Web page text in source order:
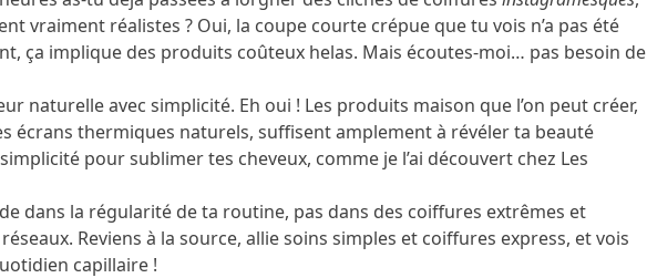
vraiment réalistes ? Oui, la coupe courte crépue que tu vois n’a pas été
ça implique des produits coûteux helas. Mais écoutes-moi… pas besoin de
naturelle avec simplicité. Eh oui ! Les produits maison que l’on peut créer,
écrans thermiques naturels, suffisent amplement à révéler ta beauté
pour sublimer tes cheveux, comme je l’ai découvert chez Les
dans la régularité de ta routine, pas dans des coiffures extrêmes et
Reviens à la source, allie soins simples et coiffures express, et vois
capillaire !